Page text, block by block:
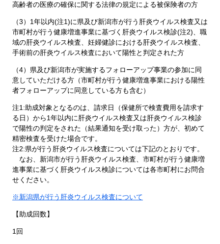
高齢者の医療の確保に関する法律の規定による被保険者の方
（3）1年以内(注1)に県及び新潟市が行う肝炎ウイルス検査又は
市町村が行う健康増進事業に基づく肝炎ウイルス検診(注2)、職
域の肝炎ウイルス検査、妊婦健診における肝炎ウイルス検査、
手術前の肝炎ウイルス検査において陽性と判定された方
（4）県及び新潟市が実施するフォローアップ事業の参加に同
意していただける方（市町村が行う健康増進事業における陽性
者フォローアップに同意している方も含む）
注1:助成対象となるのは、請求日（保健所で検査費用を請求す
る日）から1年以内に肝炎ウイルス検査又は肝炎ウイルス検診
で陽性の判定をされた（結果通知を受け取った）方が、初めて
精密検査を受けた場合です。
注2:県が行う肝炎ウイルス検査については下記のとおりです。
なお、新潟市が行う肝炎ウイルス検査、市町村が行う健康増
進事業に基づく肝炎ウイルス検診については各市町村にお問合
せください。
※新潟県が行う肝炎ウイルス検査について
【助成回数】
1回